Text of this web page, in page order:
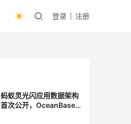
登录 注册
蚂蚁灵光闪应用数据架构
首次公开，OceanBase